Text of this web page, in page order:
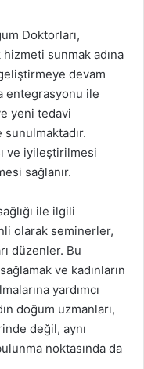
Doktorları,
sunmak adına
devam
entegrasyonu ile
yeni tedavi
ve iyileştirilmesi
sağlanır.
ile ilgili
olarak seminerler,
düzenler. Bu
ve kadınların
yardımcı
doğum uzmanları,
değil, aynı
noktasında da